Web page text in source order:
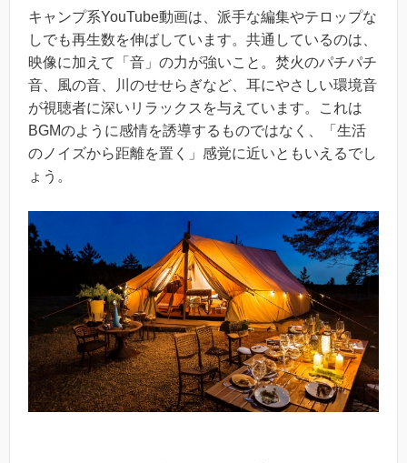
キャンプ系YouTube動画は、派手な編集やテロップな
しでも再生数を伸ばしています。共通しているのは、
映像に加えて「音」の力が強いこと。焚火のパチパチ
音、風の音、川のせせらぎなど、耳にやさしい環境音
が視聴者に深いリラックスを与えています。これは
BGMのように感情を誘導するものではなく、「生活
のノイズから距離を置く」感覚に近いともいえるでし
ょう。